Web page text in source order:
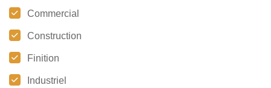
Commercial
Construction
Finition
Industriel